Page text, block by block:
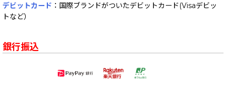
デビットカード ：国際ブランドがついたデビットカード(Visaデビッ
トなど）
銀行振込